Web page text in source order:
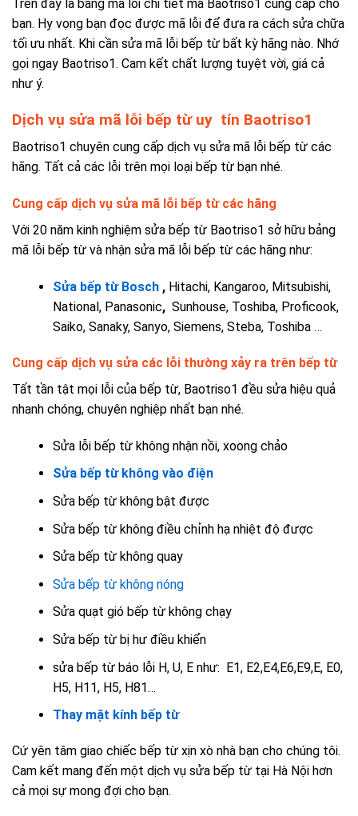
Trên đây là bảng mã lỗi chi tiết mà Baotriso1 cung cấp cho
bạn. Hy vọng bạn đọc được mã lỗi để đưa ra cách sửa chữa
tối ưu nhất. Khi cần sửa mã lỗi bếp từ bất kỳ hãng nào. Nhớ
gọi ngay Baotriso1. Cam kết chất lượng tuyệt vời, giá cả
như ý.
Dịch vụ sửa mã lỗi bếp từ uy tín Baotriso1
Baotriso1 chuyên cung cấp dịch vụ sửa mã lỗi bếp từ các
hãng. Tất cả các lỗi trên mọi loại bếp từ bạn nhé.
Cung cấp dịch vụ sửa mã lỗi bếp từ các hãng
Với 20 năm kinh nghiệm sửa bếp từ Baotriso1 sở hữu bảng
mã lỗi bếp từ và nhận sửa mã lỗi bếp từ các hãng như:
Sửa bếp từ Bosch , Hitachi, Kangaroo, Mitsubishi,
National, Panasonic, Sunhouse, Toshiba, Proficook,
Saiko, Sanaky, Sanyo, Siemens, Steba, Toshiba …
Cung cấp dịch vụ sửa các lỗi thường xảy ra trên bếp từ
Tất tần tật mọi lỗi của bếp từ, Baotriso1 đều sửa hiệu quả
nhanh chóng, chuyên nghiệp nhất bạn nhé.
Sửa lỗi bếp từ không nhận nồi, xoong chảo
Sửa bếp từ không vào điện
Sửa bếp từ không bật được
Sửa bếp từ không điều chỉnh hạ nhiệt độ được
Sửa bếp từ không quay
Sửa bếp từ không nóng
Sửa quạt gió bếp từ không chạy
Sửa bếp từ bị hư điều khiển
sửa bếp từ báo lỗi H, U, E như: E1, E2,E4,E6,E9,E, E0,
H5, H11, H5, H81…
Thay mặt kính bếp từ
Cứ yên tâm giao chiếc bếp từ xịn xò nhà bạn cho chúng tôi.
Cam kết mang đến một dịch vụ sửa bếp từ tại Hà Nội hơn
cả mọi sự mong đợi cho bạn.